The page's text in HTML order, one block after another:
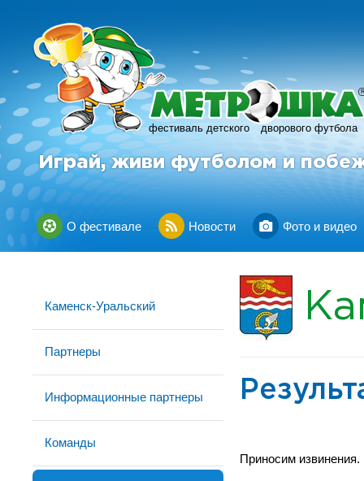
фестиваль детского дворового футбола
R
Играй, живи футболом и
О фестивале Новости Фото и видео
Каменск-Уральский
Партнеры
Информационные партнеры
Команды
Приносим